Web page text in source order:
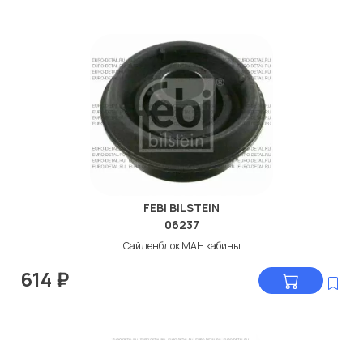
FEBI BILSTEIN
06237
Сайленблок МАН кабины
614 ₽